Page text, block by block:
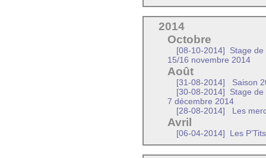
2014
Octobre
[08-10-2014]
Stage
15/16 novembre 2014
Août
[31-08-2014]
Saison
[30-08-2014]
Stage
7 décembre 2014
[28-08-2014]
Les
Avril
[06-04-2014] Les